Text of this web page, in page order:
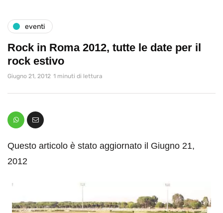
eventi
Rock in Roma 2012, tutte le date per il
rock estivo
Giugno 21, 2012 1 minuti di lettura
Questo articolo è stato aggiornato il Giugno 21,
2012